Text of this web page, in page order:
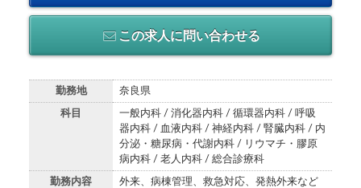
この求人に問い合わせる
勤務地 奈良県
科目
一般内科 / 消化器内科 / 循環器内科 / 呼吸
器内科 / 血液内科 / 神経内科 / 腎臓内科 / 内
分泌・糖尿病・代謝内科 / リウマチ・膠原
病内科 / 老人内科 / 総合診療科
勤務内容
外来、病棟管理、救急対応、発熱外来など